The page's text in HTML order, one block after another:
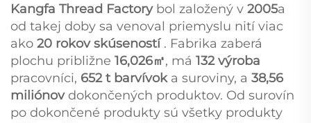
Kangfa Thread Factory bol založený v 2005a
od takej doby sa venoval priemyslu nití viac
ako 20 rokov skúseností. Fabrika zaberá
plochu približne 16,026㎡, má 132 výroba
pracovníci, 652 t barvívok a suroviny, a 38,56
miliónov dokončených produktov. Od surovín
po dokončené produkty sú všetky produkty